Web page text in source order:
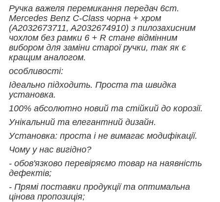
Ручка важеля перемикання передач 6ст.
Mercedes Benz C-Class чорна + хром
(A2032673711, A2032674910) з пилозахисним
чохлом без рамки 6 + R стане відмінним
вибором для заміни старої ручки, так як є
кращим аналогом.
особливості:
Ідеально підходить. Проста та швидка
установка.
100% абсолютно новий та стійкий до корозії.
Унікальний та елегантний дизайн.
Установка: проста і не вимагає модифікації.
Чому у нас вигідно?
- обов'язково перевіряємо товар на наявність
дефектів;
- Прямі поставки продукції та оптимальна
цінова пропозиція;